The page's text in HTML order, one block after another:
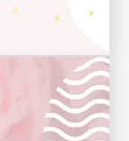
tiempos de